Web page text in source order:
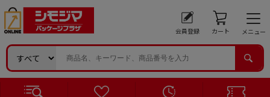
会員登録 カート メニュー